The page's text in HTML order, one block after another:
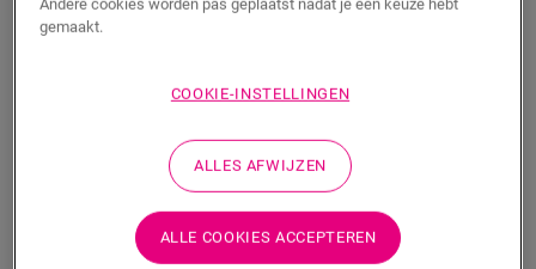
Weet je niet zeker of deze vloer bij je stijl en
behoeften past?
Bekijk hoe het eruit zou zien in je kamer
Bestel een staal
Andere cookies worden pas geplaatst nadat je een keuze hebt
gemaakt.
COOKIE-INSTELLINGEN
ALLES AFWIJZEN
ALLE COOKIES ACCEPTEREN